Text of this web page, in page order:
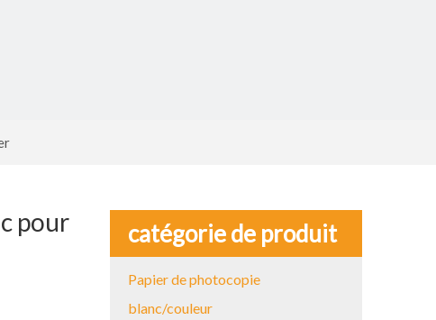
pour
catégorie de produit
Papier de photocopie
blanc/couleur